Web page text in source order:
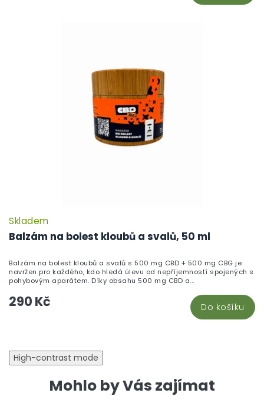
Balzám na bolest kloubů a svalů, 50 ml
Skladem
290 Kč Do košíku
Balzám na bolest kloubů a svalů s 500 mg CBD + 500 mg CBG je
navržen pro každého, kdo hledá úlevu od nepříjemností spojených s
pohybovým aparátem. Díky obsahu 500 mg CBD a...
High-contrast mode
Mohlo by Vás zajímat